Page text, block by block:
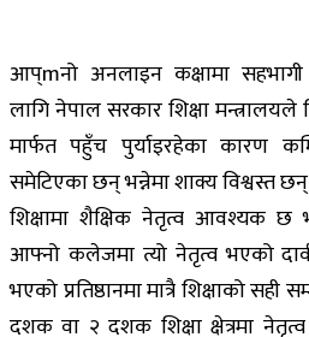
आप्mनो अनलाइन कक्षामा सहभागी
लागि नेपाल सरकार शिक्षा मन्त्रालयले
मार्फत पहुँच पुर्याइरहेका कारण
समेटिएका छन् भन्नेमा शाक्य विश्वस्त
शिक्षामा शैक्षिक नेतृत्व आवश्यक छ
आफ्नो कलेजमा त्यो नेतृत्व भएको
भएको प्रतिष्ठानमा मात्रै शिक्षाको
दशक वा २ दशक शिक्षा क्षेत्रमा